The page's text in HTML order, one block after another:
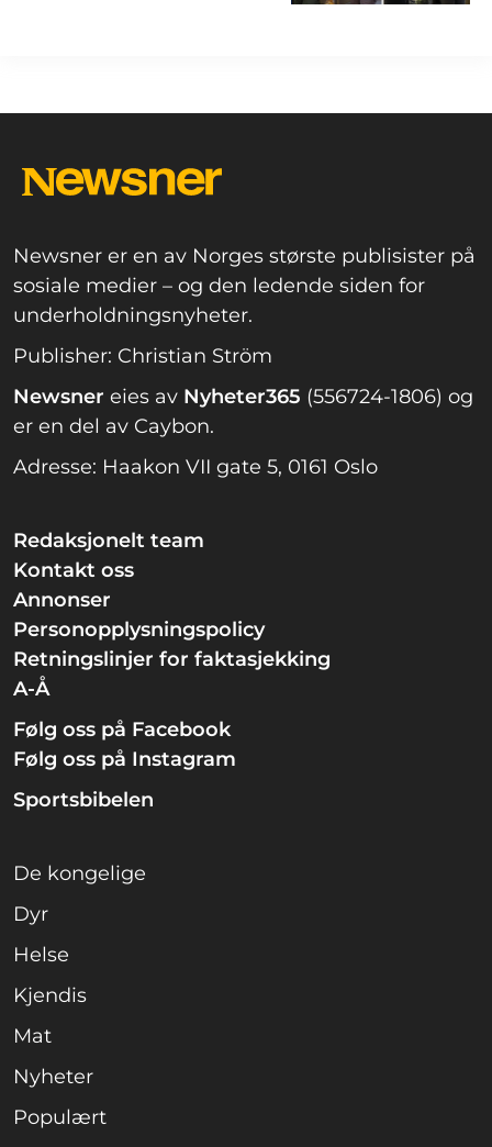
Newsner er en av Norges største publisister på
sosiale medier – og den ledende siden for
underholdningsnyheter.
Publisher: Christian Ström
Newsner eies av Nyheter365 (556724-1806) og
er en del av Caybon.
Adresse: Haakon VII gate 5, 0161 Oslo
Redaksjonelt team
Kontakt oss
Annonser
Personopplysningspolicy
Retningslinjer for faktasjekking
A-Å
Følg oss på Facebook
Følg oss på Instagram
Sportsbibelen
De kongelige
Dyr
Helse
Kjendis
Mat
Nyheter
Populært